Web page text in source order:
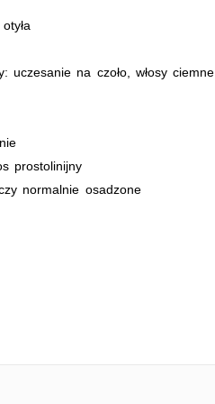
uczesanie na czoło, włosy ciemne
prostolinijny
normalnie osadzone